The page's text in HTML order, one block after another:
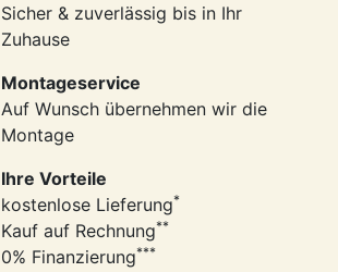
Sicher & zuverlässig bis in Ihr
Zuhause
Montageservice
Auf Wunsch übernehmen wir die
Montage
Ihre Vorteile
kostenlose Lieferung*
Kauf auf Rechnung**
0% Finanzierung***